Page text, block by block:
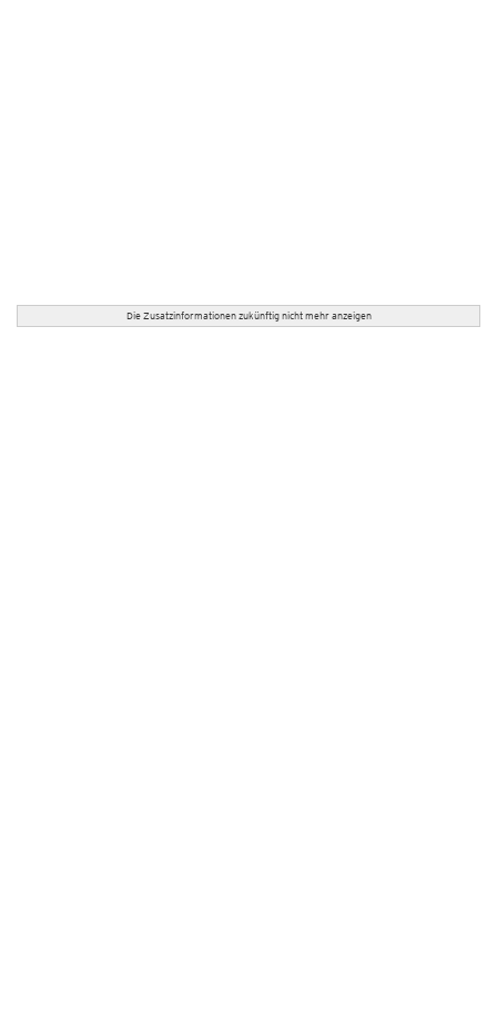
Die Zusatzinformationen zukünftig nicht mehr anzeigen